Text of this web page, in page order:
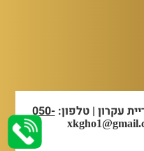
עקרון | טלפון:050-